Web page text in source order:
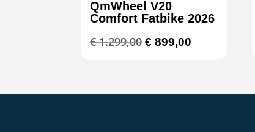
QmWheel V20
Comfort Fatbike 2026
€1.299,00 Oorspronkelijke
€ 899,00